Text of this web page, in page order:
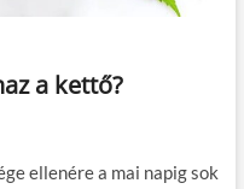
a kettő?
ellenére a mai napig sok